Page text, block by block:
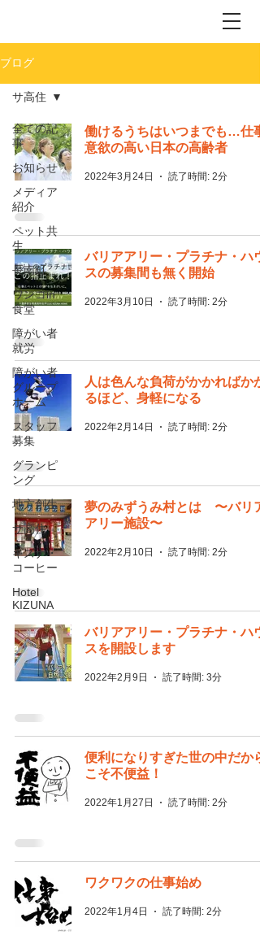
ブログ
全ての記
事
お知らせ
メディア
紹介
ペット共
生
長南町
ワンコin
食堂
障がい者
就労
障がい者
グループ
ホーム
スタッフ
募集
グランピ
ング
地方創生
サ高住
キズナ・
コーヒー
Hotel
KIZUNA
サ高住
働けるうちはいつまでも…仕事
意欲の高い日本の高齢者
2022年3月24日 読了時間: 2分
バリアアリー・プラチナ・ハウ
スの募集間も無く開始
2022年3月10日 読了時間: 2分
人は色んな負荷がかかればかか
るほど、身軽になる
2022年2月14日 読了時間: 2分
夢のみずうみ村とは 〜バリア
アリー施設〜
2022年2月10日 読了時間: 2分
バリアアリー・プラチナ・ハウ
スを開設します
2022年2月9日 読了時間: 3分
便利になりすぎた世の中だから
こそ不便益！
2022年1月27日 読了時間: 2分
ワクワクの仕事始め
2022年1月4日 読了時間: 2分